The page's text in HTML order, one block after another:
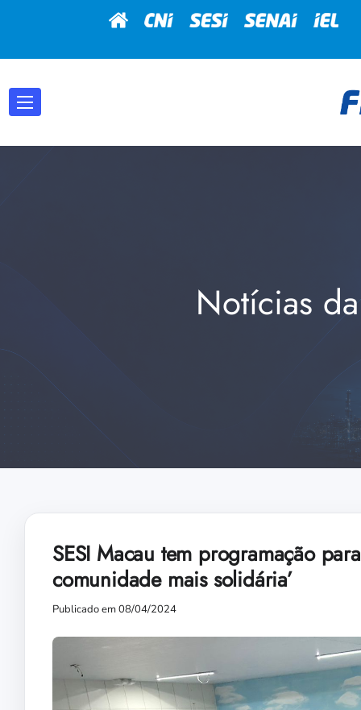
Notícias
SESI Macau tem programação
comunidade mais solidária’
Publicado em 08/04/2024